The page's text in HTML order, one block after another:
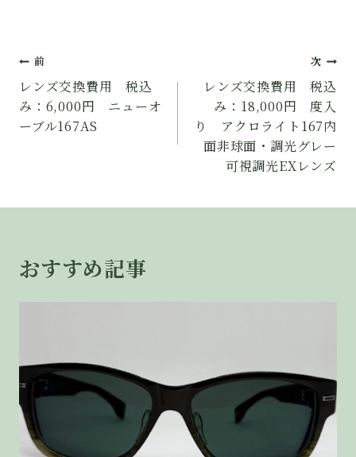
投
稿
ナ
ョ
前
レンズ交換費用 税込
み：6,000円 ニューオ
ーブル167AS
次
レンズ交換費用 税込
み：18,000円 度入
り アクロライト167内
面非球面・調光グレー
可視調光EXレンズ
おすすめ記事